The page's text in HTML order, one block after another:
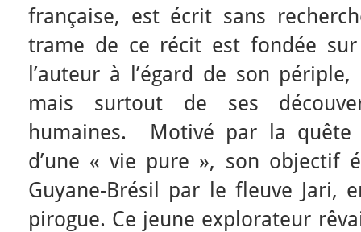
française, est écrit sans
trame de ce récit est fondée
l’auteur à l’égard de son
mais surtout de ses
humaines. Motivé par la quête
d’une « vie pure », son objectif
Guyane-Brésil par le fleuve Jari,
pirogue. Ce jeune explorateur